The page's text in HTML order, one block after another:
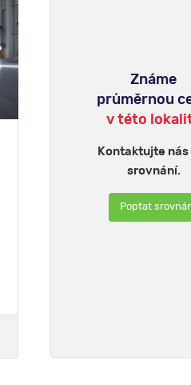
Známe
průměrnou
v této
Kontaktujte nás
srovnání.
Poptat